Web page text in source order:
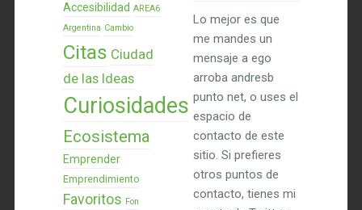
Accesibilidad AREA6
Argentina Cambio
Citas Ciudad
de las Ideas
Curiosidades
Ecosistema
Emprender
Emprendimiento
Favoritos Fon
Lo mejor es que
me mandes un
mensaje a ego
arroba andresb
punto net, o uses el
espacio de
contacto de este
sitio. Si prefieres
otros puntos de
contacto, tienes mi